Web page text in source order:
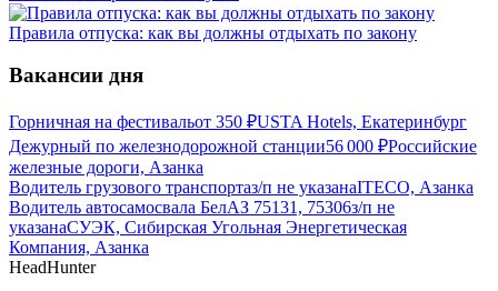
Правила отпуска: как вы должны отдыхать по закону
Вакансии дня
Горничная на фестивальот 350 ₽USTA Hotels, Екатеринбург
Дежурный по железнодорожной станции56 000 ₽Российские
железные дороги, Азанка
Водитель грузового транспортаз/п не указанаITECO, Азанка
Водитель автосамосвала БелАЗ 75131, 75306з/п не
указанаСУЭК, Сибирская Угольная Энергетическая
Компания, Азанка
HeadHunter